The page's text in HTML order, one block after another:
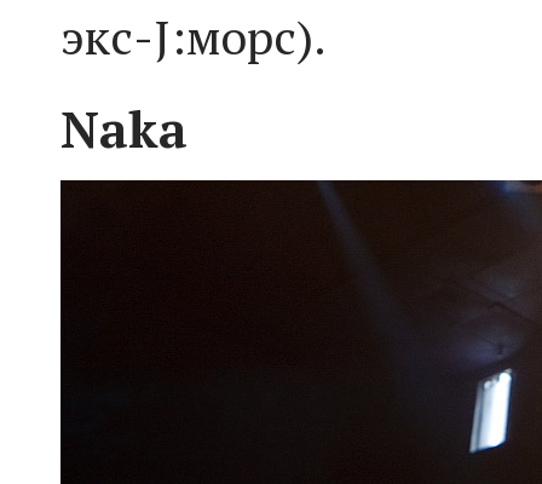
экс-J:морс).
Naka